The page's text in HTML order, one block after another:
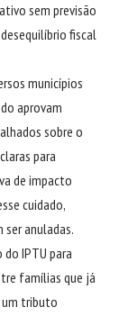
sem previsão
fiscal
municípios
aprovam
sobre o
para
de impacto
cuidado,
anuladas.
IPTU para
famílias que já
um tributo